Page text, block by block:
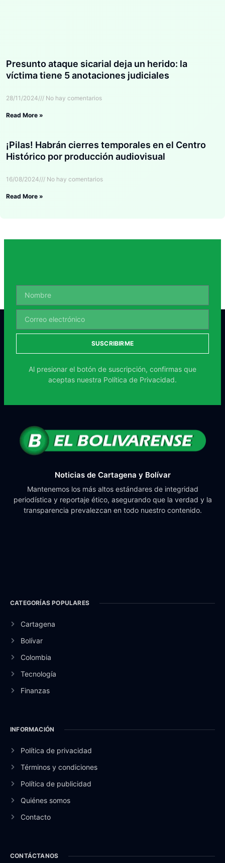
Presunto ataque sicarial deja un herido: la
víctima tiene 5 anotaciones judiciales
28/11/2024 No hay comentarios
Read More »
¡Pilas! Habrán cierres temporales en el Centro
Histórico por producción audiovisual
16/08/2024 No hay comentarios
Read More »
SUSCRIBIRME
Al presionar el botón de suscripción, confirmas que
aceptas nuestra Política de Privacidad.
Noticias de Cartagena y Bolívar
Mantenemos los más altos estándares de integridad
periodística y reportaje ético, asegurando que la verdad y la
transparencia prevalezcan en todo nuestro contenido.
CATEGORÍAS POPULARES
Cartagena
Bolívar
Colombia
Tecnología
Finanzas
INFORMACIÓN
Política de privacidad
Términos y condiciones
Política de publicidad
Quiénes somos
Contacto
CONTÁCTANOS